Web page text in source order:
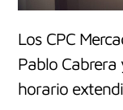
Los CPC
Pablo
horario